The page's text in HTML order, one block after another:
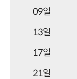
09일
13일
17일
21일